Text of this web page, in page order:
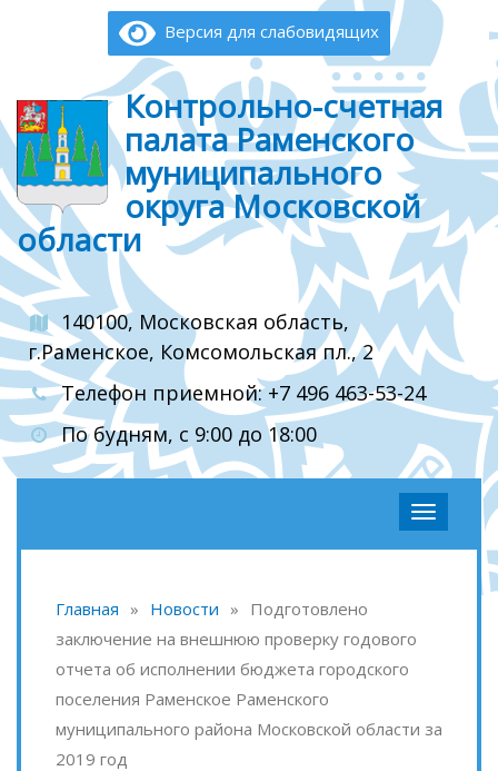
Версия для слабовидящих
Контрольно-счетная
палата Раменского
муниципального
округа Московской
области
140100, Московская область,
г.Раменское, Комсомольская пл., 2
Телефон приемной: +7 496 463-53-24
По будням, с 9:00 до 18:00
Главная » Новости » Подготовлено
заключение на внешнюю проверку годового
отчета об исполнении бюджета городского
поселения Раменское Раменского
муниципального района Московской области за
2019 год